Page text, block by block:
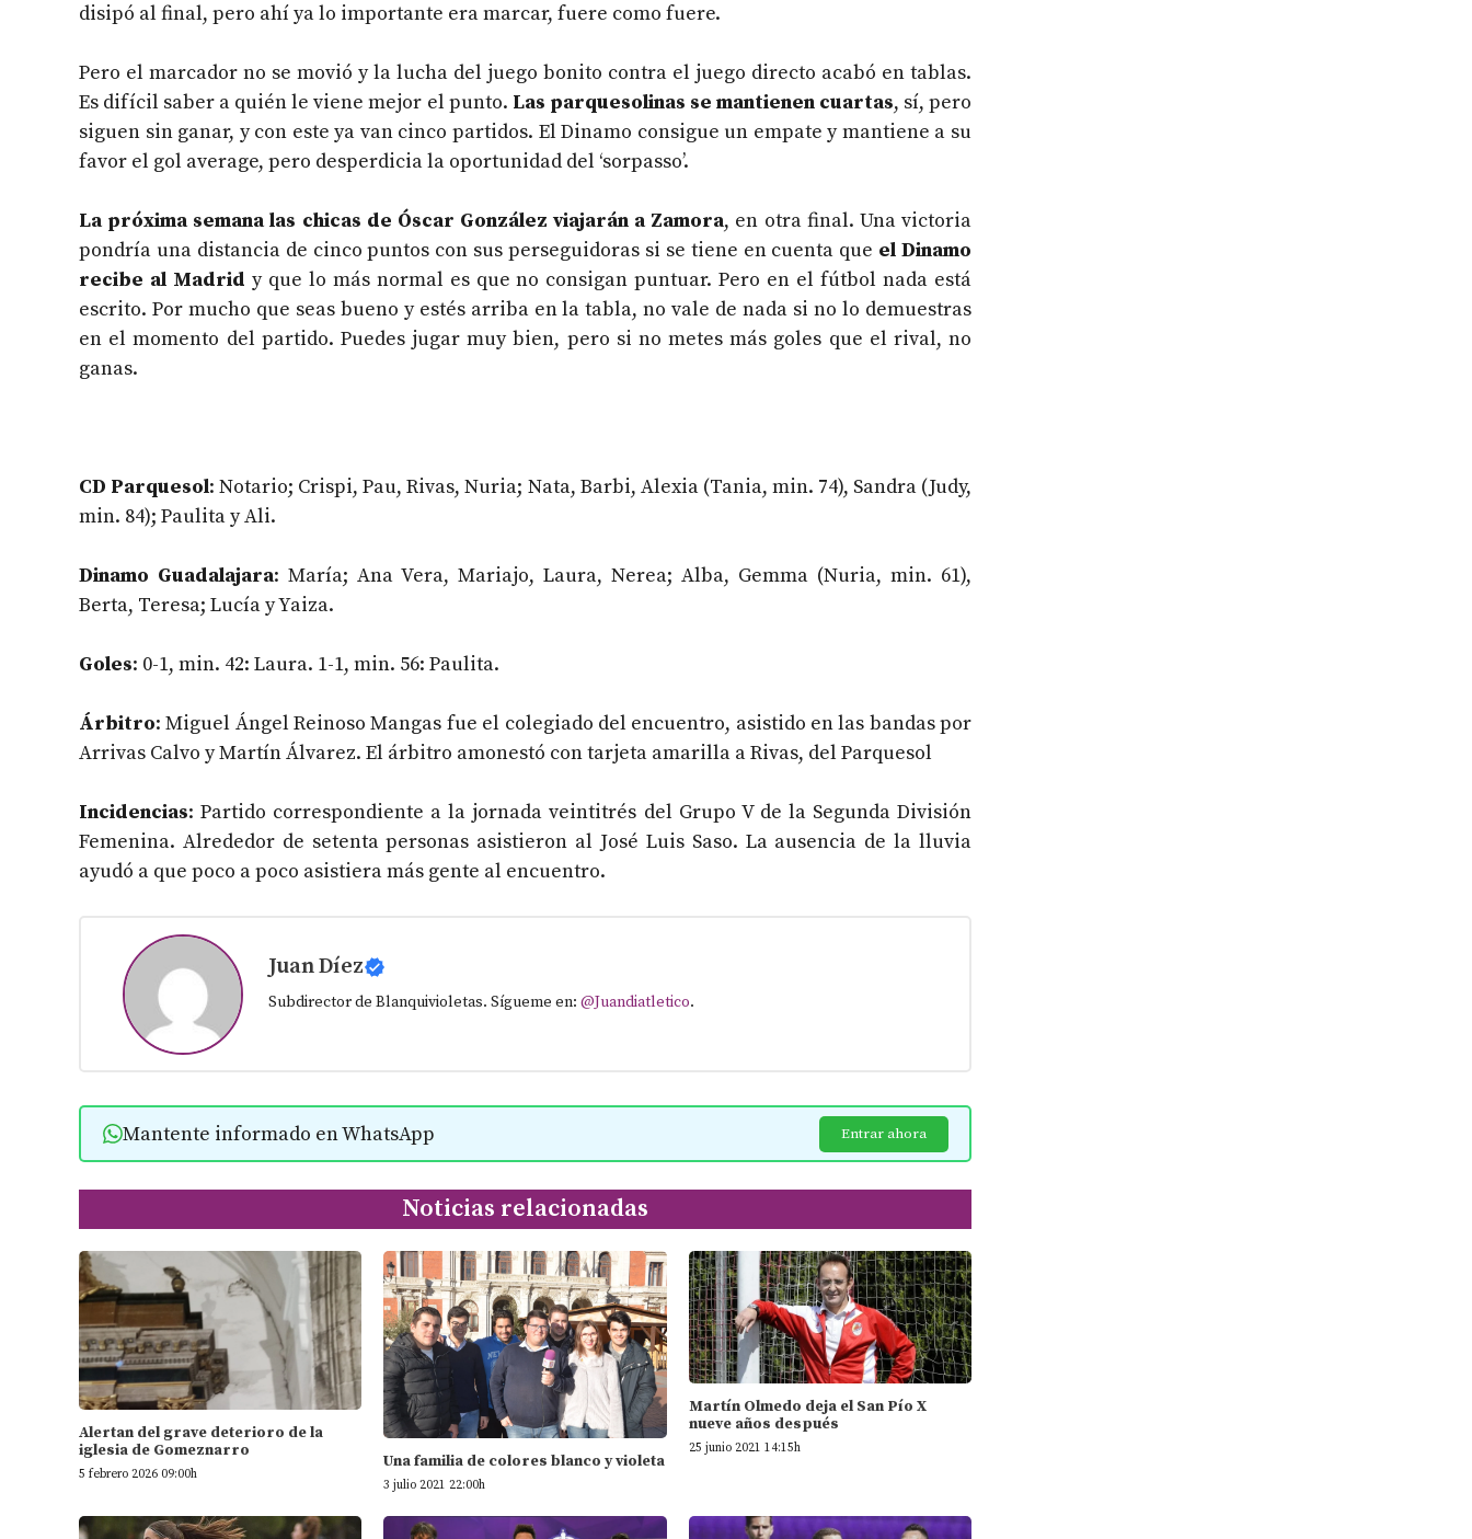
disipó al final, pero ahí ya lo importante era marcar, fuere como fuere.
Pero el marcador no se movió y la lucha del juego bonito contra el juego directo acabó en tablas.
Es difícil saber a quién le viene mejor el punto. Las parquesolinas se mantienen cuartas, sí, pero
siguen sin ganar, y con este ya van cinco partidos. El Dinamo consigue un empate y mantiene a su
favor el gol average, pero desperdicia la oportunidad del ‘sorpasso’.
La próxima semana las chicas de Óscar González viajarán a Zamora, en otra final. Una victoria
pondría una distancia de cinco puntos con sus perseguidoras si se tiene en cuenta que el Dinamo
recibe al Madrid y que lo más normal es que no consigan puntuar. Pero en el fútbol nada está
escrito. Por mucho que seas bueno y estés arriba en la tabla, no vale de nada si no lo demuestras
en el momento del partido. Puedes jugar muy bien, pero si no metes más goles que el rival, no
ganas.
CD Parquesol: Notario; Crispi, Pau, Rivas, Nuria; Nata, Barbi, Alexia (Tania, min. 74), Sandra (Judy,
min. 84); Paulita y Ali.
Dinamo Guadalajara: María; Ana Vera, Mariajo, Laura, Nerea; Alba, Gemma (Nuria, min. 61),
Berta, Teresa; Lucía y Yaiza.
Goles: 0-1, min. 42: Laura. 1-1, min. 56: Paulita.
Árbitro: Miguel Ángel Reinoso Mangas fue el colegiado del encuentro, asistido en las bandas por
Arrivas Calvo y Martín Álvarez. El árbitro amonestó con tarjeta amarilla a Rivas, del Parquesol
Incidencias: Partido correspondiente a la jornada veintitrés del Grupo V de la Segunda División
Femenina. Alrededor de setenta personas asistieron al José Luis Saso. La ausencia de la lluvia
ayudó a que poco a poco asistiera más gente al encuentro.
Juan Díez
Subdirector de Blanquivioletas. Sígueme en: @Juandiatletico.
Mantente informado en WhatsApp Entrar ahora
Noticias relacionadas
Alertan del grave deterioro de la
iglesia de Gomeznarro
5 febrero 2026 09:00h
Una familia de colores blanco y violeta
3 julio 2021 22:00h
Martín Olmedo deja el San Pío X
nueve años después
25 junio 2021 14:15h